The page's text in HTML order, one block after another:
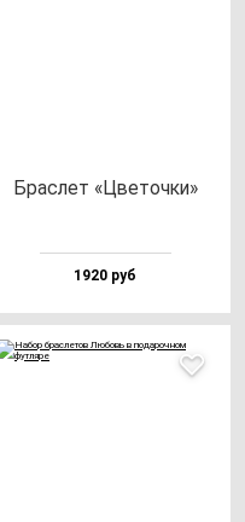
Брас­лет «Цве­точ­ки»
1920 руб